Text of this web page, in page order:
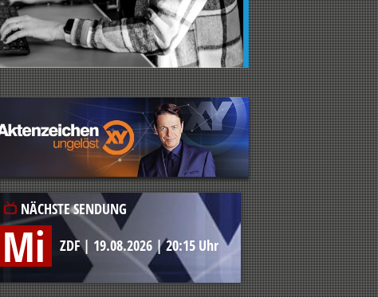
NÄCHSTE SENDUNG
Mi ZDF| 19.08.2026 |20:15 Uhr